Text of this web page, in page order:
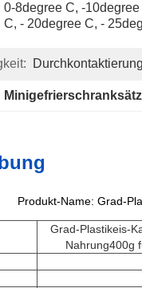
0-8degree C, -
C, - 20degree C, -
Produkt-Name: Grad-
Grad-Plastikeis-
Nahrung400g